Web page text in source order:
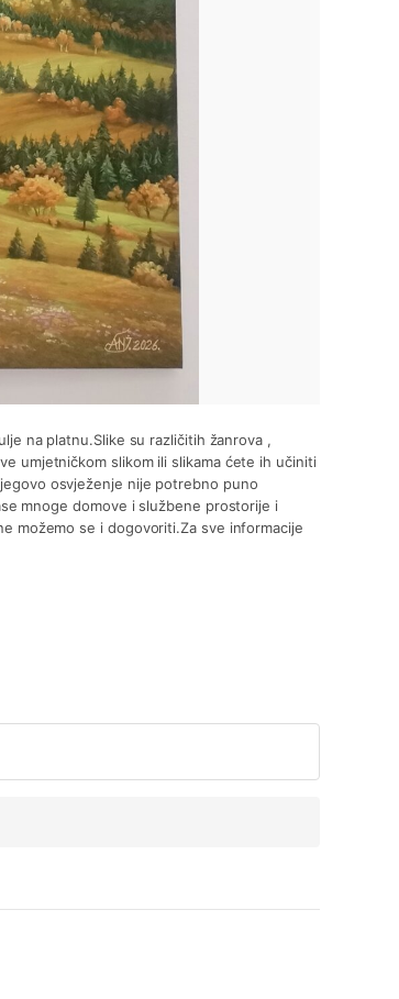
na platnu.Slike su različitih žanrova ,
umjetničkom slikom ili slikama ćete ih učiniti
osvježenje nije potrebno puno
mnoge domove i službene prostorije i
možemo se i dogovoriti.Za sve informacije